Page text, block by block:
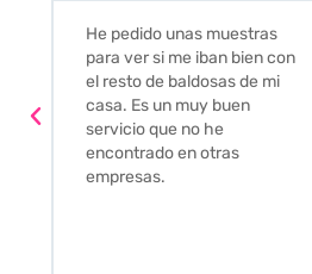
azulejos para el baño. El
envío fue perfecto pero lo
mejor ha sido el
seguimiento que nos han
hecho. Nos guiaron y
aconsejaron para escoger
los azulejos. Lo aconsejo a